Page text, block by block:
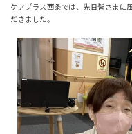
ケアプラス西条では、先日皆さまに
だきました。